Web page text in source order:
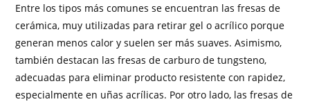
Entre los tipos más comunes se encuentran las fresas de
cerámica, muy utilizadas para retirar gel o acrílico porque
generan menos calor y suelen ser más suaves. Asimismo,
también destacan las fresas de carburo de tungsteno,
adecuadas para eliminar producto resistente con rapidez,
especialmente en uñas acrílicas. Por otro lado, las fresas de